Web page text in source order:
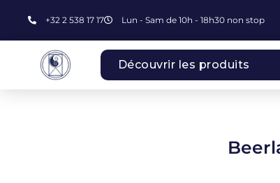
+32 2 538 17 17 Lun - Sam de 10h - 18h30 non stop
Découvrir les produits